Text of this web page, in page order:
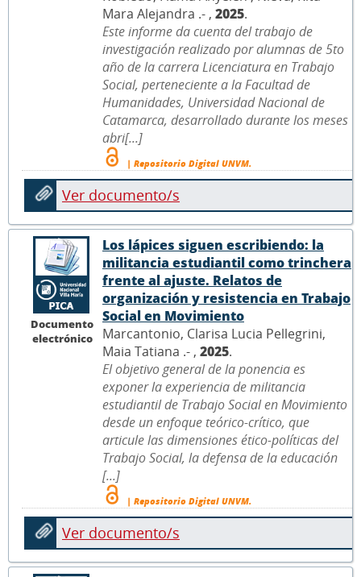
Mara Alejandra .- , 2025.
Este informe da cuenta del trabajo de
investigación realizado por alumnas de 5to
año de la carrera Licenciatura en Trabajo
Social, perteneciente a la Facultad de
Humanidades, Universidad Nacional de
Catamarca, desarrollado durante los meses
abri[...]
| Repositorio Digital UNVM.
Ver documento/s
Documento
electrónico
Los lápices siguen escribiendo: la
militancia estudiantil como trinchera
frente al ajuste. Relatos de
organización y resistencia en Trabajo
Social en Movimiento
Marcantonio, Clarisa Lucia Pellegrini,
Maia Tatiana .- , 2025.
El objetivo general de la ponencia es
exponer la experiencia de militancia
estudiantil de Trabajo Social en Movimiento
desde un enfoque teórico-crítico, que
articule las dimensiones ético-políticas del
Trabajo Social, la defensa de la educación
[...]
| Repositorio Digital UNVM.
Ver documento/s